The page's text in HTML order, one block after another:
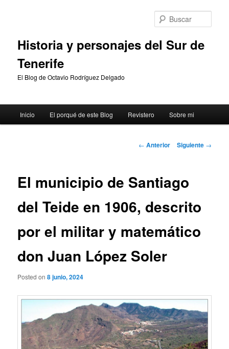
Historia y personajes del Sur de
Tenerife
El Blog de Octavio Rodríguez Delgado
principal
Inicio El porqué de este Blog Revistero Sobre mi
Navegación
← Anterior Siguiente →
El municipio de Santiago
del Teide en 1906, descrito
por el militar y matemático
don Juan López Soler
Posted on8 junio, 2024